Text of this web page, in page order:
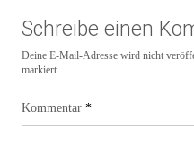
Schreibe einen
Deine E-Mail-Adresse wird nicht
markiert
Kommentar *